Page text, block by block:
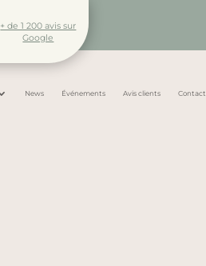
+ de 1 200 avis sur
Google
News Événements Avis clients Contact